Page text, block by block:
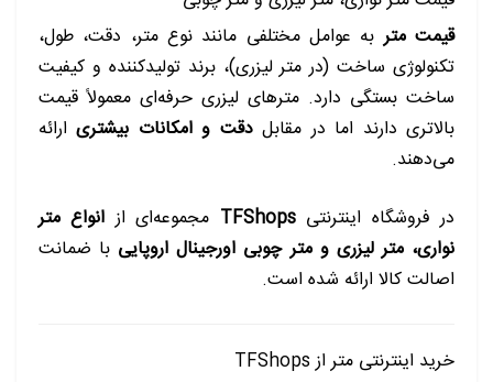
قیمت متربه عوامل مختلفی مانند نوع متر، دقت، طول،
تکنولوژی ساخت (در متر لیزری)، برند تولیدکننده و کیفیت
ساخت بستگی دارد. مترهای لیزری حرفه‌ای معمولاً قیمت
بالاتری دارند اما در مقابلدقت و امکانات بیشتریارائه
می‌دهند.
در فروشگاه اینترنتیTFShops مجموعه‌ای از انواع متر
نواری، متر لیزری و متر چوبی اورجینال اروپایی با ضمانت
اصالت کالا ارائه شده است.
خرید اینترنتی متر از TFShops